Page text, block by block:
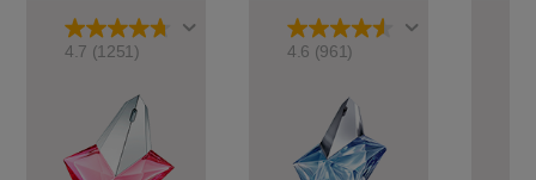
4.7 (1251) 4.6 (961)